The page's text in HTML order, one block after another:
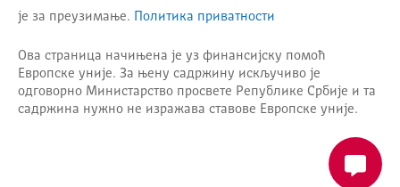
је за преузимање. Политика приватности
Ова страница начињена је уз финансијску помоћ
Европске уније. За њену садржину искључиво је
одговорно Министарство просвете Републике Србије и та
садржина нужно не изражава ставове Европске уније.